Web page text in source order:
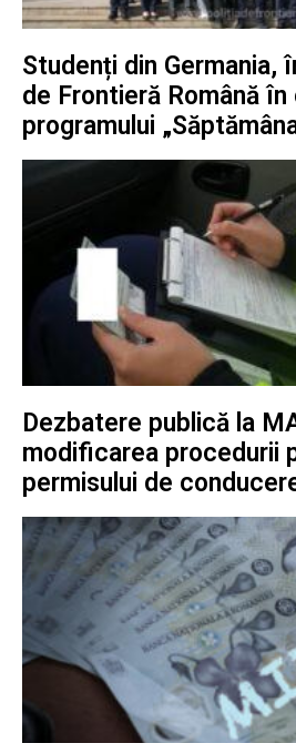
Studenți din Germania,
de Frontieră Română în
programului
Dezbatere publică la
modificarea procedurii
permisului de